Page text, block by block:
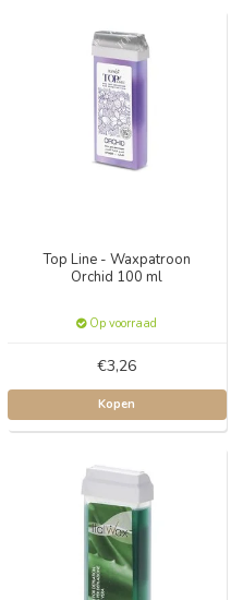
Top Line - Waxpatroon
Orchid 100 ml
Op voorraad
€3,26
Kopen